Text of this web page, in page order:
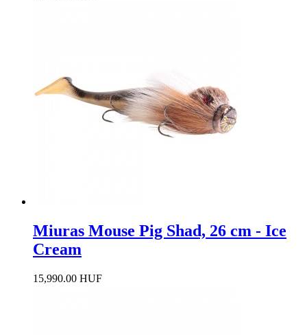
Miuras Mouse Pig Shad, 26 cm - Ice
Cream
15,990.00 HUF